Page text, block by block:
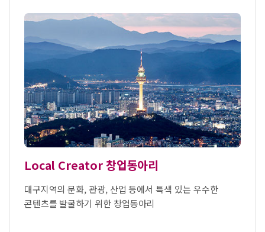
Local Creator 창업동아리
대구지역의 문화, 관광, 산업 등에서 특색 있는 우수한
콘텐츠를 발굴하기 위한 창업동아리